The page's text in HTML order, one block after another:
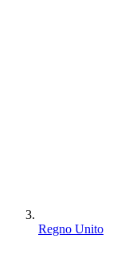
Regno Unito